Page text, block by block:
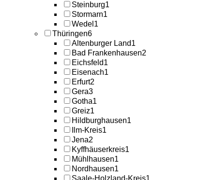
Steinburg1
Stormarn1
Wedel 1
Thüringen6
Altenburger Land1
Bad Frankenhausen2
Eichsfeld1
Eisenach1
Erfurt2
Gera3
Gotha1
Greiz1
Hildburghausen1
Ilm-Kreis1
Jena2
Kyffhäuserkreis1
Mühlhausen1
Nordhausen1
Saale-Holzland-Kreis1